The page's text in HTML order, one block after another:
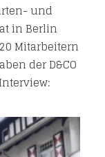
und
in Berlin
Mitarbeitern
der D&CO